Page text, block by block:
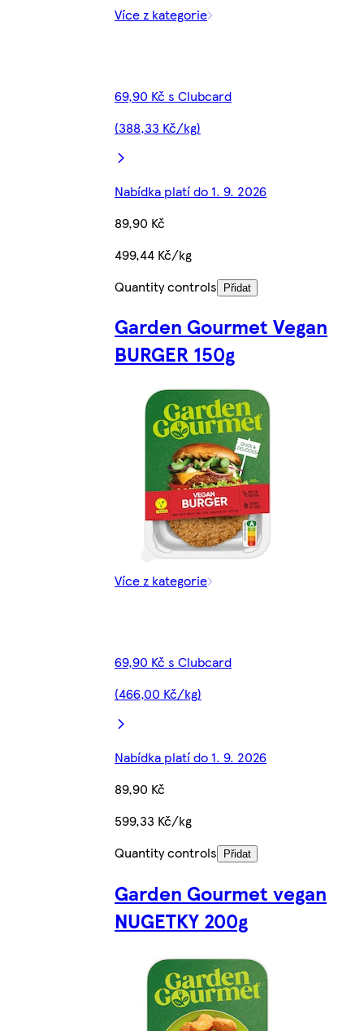
Více z kategorie
69,90 Kč s Clubcard
(388,33 Kč/kg)
Nabídka platí do 1. 9. 2026
89,90 Kč
499,44 Kč/kg
Quantity controls
Přidat
Garden Gourmet Vegan
BURGER 150g
Více z kategorie
69,90 Kč s Clubcard
(466,00 Kč/kg)
Nabídka platí do 1. 9. 2026
89,90 Kč
599,33 Kč/kg
Quantity controls
Přidat
Garden Gourmet vegan
NUGETKY 200g